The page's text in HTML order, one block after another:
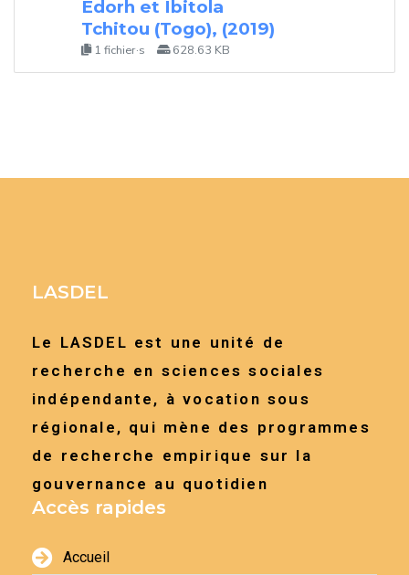
Edorh et Ibitola
Tchitou (Togo), (2019)
1 fichier·s 628.63 KB
LASDEL
Le LASDEL est une unité de
recherche en sciences sociales
indépendante, à vocation sous
régionale, qui mène des programmes
de recherche empirique sur la
gouvernance au quotidien
Accès rapides
Accueil